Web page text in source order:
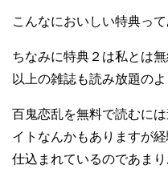
こんなにおいしい特典って
ちなみに特典２は私とは
以上の雑誌も読み放題のよ
百鬼恋乱を無料で読むに
イトなんかもありますが
仕込まれているのであま